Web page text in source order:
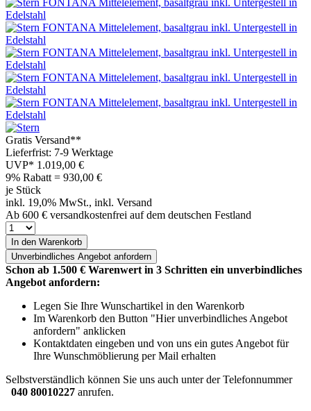
Gratis Versand**
Lieferfrist: 7-9 Werktage
UVP* 1.019,00 €
9% Rabatt = 930,00 €
je Stück
inkl. 19,0% MwSt., inkl. Versand
Ab 600 € versandkostenfrei auf dem deutschen Festland
In den Warenkorb
Unverbindliches Angebot anfordern
Schon ab 1.500 € Warenwert in 3 Schritten ein unverbindliches
Angebot anfordern:
Legen Sie Ihre Wunschartikel in den Warenkorb
Im Warenkorb den Button "Hier unverbindliches Angebot
anfordern" anklicken
Kontaktdaten eingeben und von uns ein gutes Angebot für
Ihre Wunschmöblierung per Mail erhalten
Selbstverständlich können Sie uns auch unter der Telefonnummer
040 80010227 anrufen.